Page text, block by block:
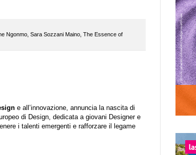
Ngonmo Sara Sozzani Maino The Essence of
e all’innovazione, annuncia la nascita di
di Design , dedicata a giovani Designer e
i talenti emergenti e rafforzare il legame